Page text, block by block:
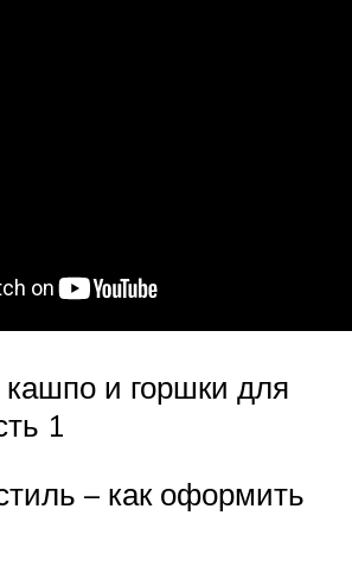
кашпо и горшки для
1
– как оформить